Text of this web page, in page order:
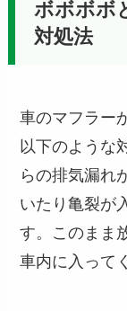
ボボボボ
対処法
車のマフラー
以下のような
らの排気漏れ
いたり亀裂が
す。このまま
車内に入って